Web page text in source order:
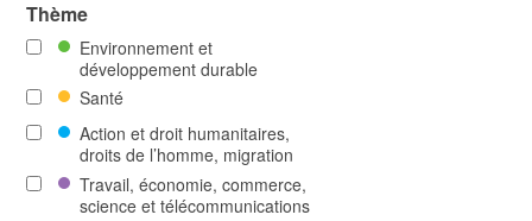
Thème
Environnement et
développement durable
Santé
Action et droit humanitaires,
droits de l’homme, migration
Travail, économie, commerce,
science et télécommunications